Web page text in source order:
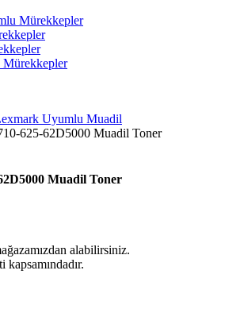
Mürekkepler
Uyumlu Muadil
625-62D5000 Muadil Toner
Muadil Toner
alabilirsiniz.